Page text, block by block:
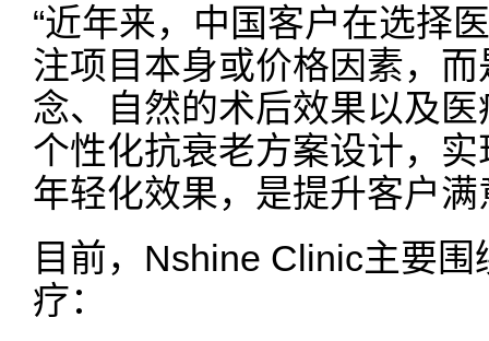
“近年来，中国客户在选择
注项目本身或价格因素，
念、自然的术后效果以及
个性化抗衰老方案设计，
年轻化效果，是提升客户满
目前，Nshine Clinic主要
疗：